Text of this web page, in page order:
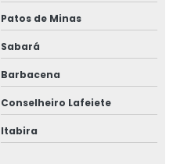
Patos de Minas
Sabará
Barbacena
Conselheiro Lafeiete
Itabira